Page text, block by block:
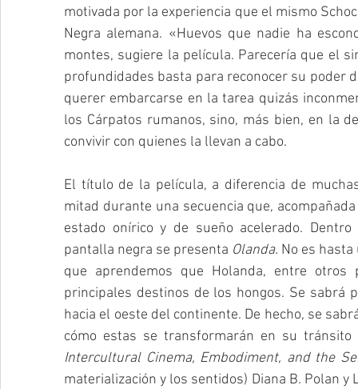
motivada por la experiencia que el mismo
Negra alemana. «Huevos que nadie ha
montes, sugiere la película. Parecería que el
profundidades basta para reconocer su poder
querer embarcarse en la tarea quizás
los Cárpatos rumanos, sino, más bien, en la
convivir con quienes la llevan a cabo.
El título de la película, a diferencia de
mitad durante una secuencia que,
estado onírico y de sueño acelerado.
pantalla negra se presenta Olanda. No es
que aprendemos que Holanda, entre
principales destinos de los hongos. Se sabrá
hacia el oeste del continente. De hecho, se
cómo estas se transformarán en su
Intercultural Cinema, Embodiment, and the
materialización y los sentidos) Diana B. Polan